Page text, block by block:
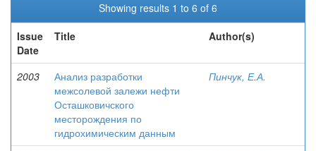
Showing results 1 to 6 of 6
Issue
Date
Title Author(s)
2003
Анализ разработки
межсолевой залежи нефти
Осташковичского
месторождения по
гидрохимическим данным
Пинчук, Е.А.